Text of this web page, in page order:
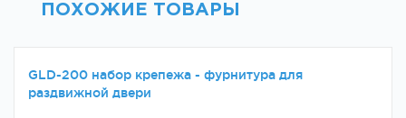
ПОХОЖИЕ ТОВАРЫ
GLD-200 набор крепежа - фурнитура для
раздвижной двери